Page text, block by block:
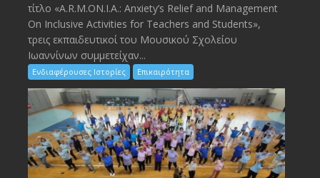
τίτλο «A.R.M.ON.I.A.: Anxiety’s Relief and Management
On Inclusive Activities for Teachers and Students»,
τρεις εκπαιδευτικοί του Μουσικού Σχολείου
Ιωαννίνων συμμετείχαν...
Ενδιαφέρουσες Ιστορίες Επικαιρότητα